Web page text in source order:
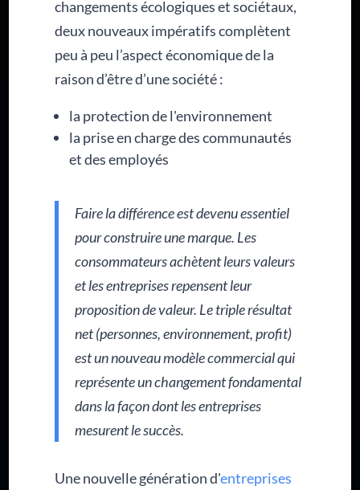
changements écologiques et sociétaux,
deux nouveaux impératifs complètent
peu à peu l’aspect économique de la
raison d’être d’une société :
la protection de l'environnement
la prise en charge des communautés
et des employés
Faire la différence est devenu essentiel
pour construire une marque. Les
consommateurs achètent leurs valeurs
et les entreprises repensent leur
proposition de valeur. Le triple résultat
net (personnes, environnement, profit)
est un nouveau modèle commercial qui
représente un changement fondamental
dans la façon dont les entreprises
mesurent le succès.
Une nouvelle génération d'entreprises